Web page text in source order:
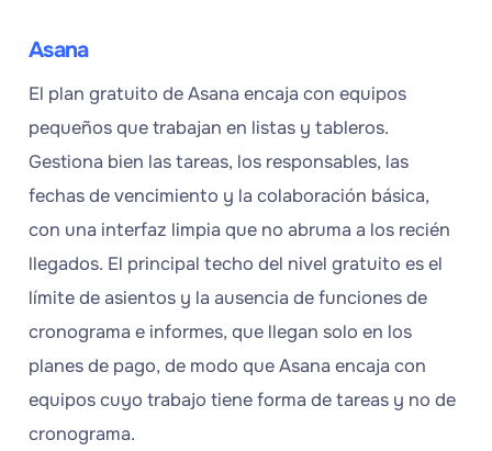
Asana
El plan gratuito de Asana encaja con equipos
pequeños que trabajan en listas y tableros.
Gestiona bien las tareas, los responsables, las
fechas de vencimiento y la colaboración básica,
con una interfaz limpia que no abruma a los recién
llegados. El principal techo del nivel gratuito es el
límite de asientos y la ausencia de funciones de
cronograma e informes, que llegan solo en los
planes de pago, de modo que Asana encaja con
equipos cuyo trabajo tiene forma de tareas y no de
cronograma.